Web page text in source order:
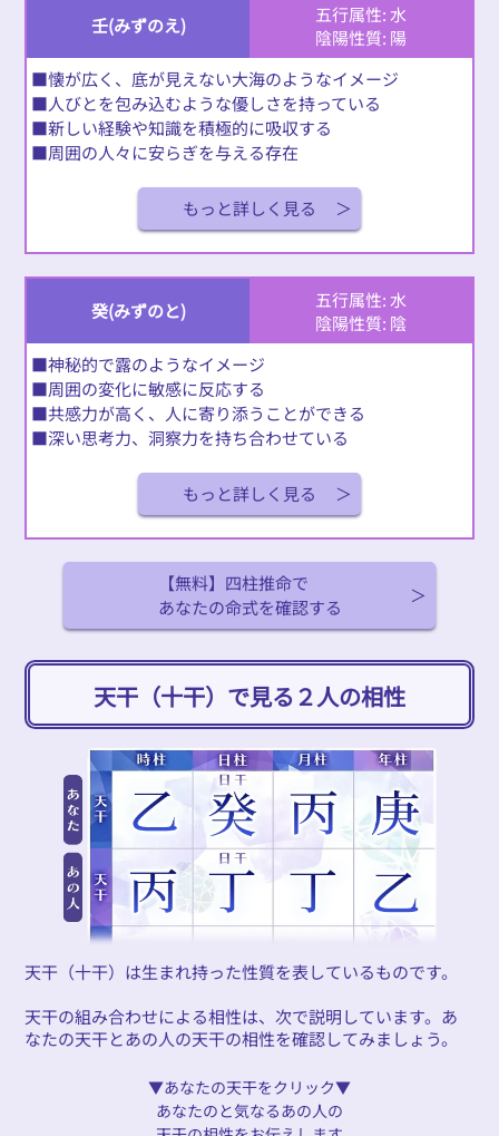
壬(みずのえ)
五行属性: 水
陰陽性質: 陽
■懐が広く、底が見えない大海のようなイメージ
■人びとを包み込むような優しさを持っている
■新しい経験や知識を積極的に吸収する
■周囲の人々に安らぎを与える存在
もっと詳しく見る
癸(みずのと)
五行属性: 水
陰陽性質: 陰
■神秘的で露のようなイメージ
■周囲の変化に敏感に反応する
■共感力が高く、人に寄り添うことができる
■深い思考力、洞察力を持ち合わせている
もっと詳しく見る
【無料】四柱推命で
あなたの命式を確認する
天干（十干）で見る２人の相性
天干（十干）は生まれ持った性質を表しているものです。
天干の組み合わせによる相性は、次で説明しています。あ
なたの天干とあの人の天干の相性を確認してみましょう。
▼あなたの天干をクリック▼
あなたのと気なるあの人の